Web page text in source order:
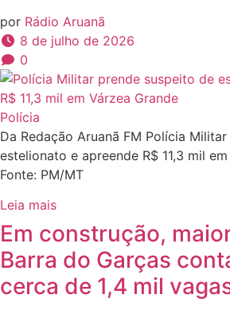
por Rádio Aruanã
8 de julho de 2026
0
Polícia
Da Redação Aruanã FM Polícia
estelionato e apreende R$ 11,3 mil
Fonte: PM/MT
Leia mais
Em construção,
Barra do Garças
cerca de 1,4 mil